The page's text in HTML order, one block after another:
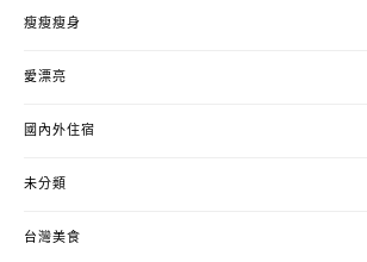
瘦瘦瘦身
愛漂亮
國內外住宿
未分類
台灣美食